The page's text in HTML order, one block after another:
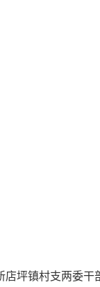
店坪镇村支两委干